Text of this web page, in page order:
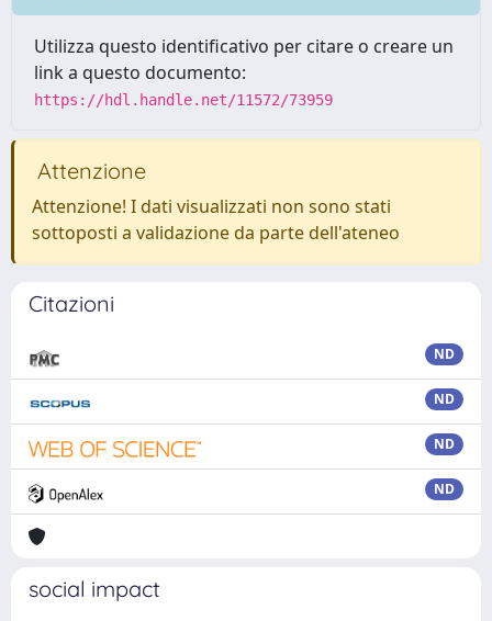
Utilizza questo identificativo per citare o creare un
link a questo documento:
https://hdl.handle.net/11572/73959
Attenzione
Attenzione! I dati visualizzati non sono stati
sottoposti a validazione da parte dell'ateneo
Citazioni
ND
ND
ND
ND
social impact